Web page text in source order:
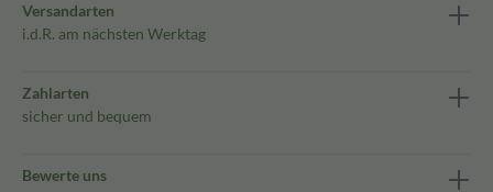
Versandarten
i.d.R. am nächsten Werktag
Zahlarten
sicher und bequem
Bewerte uns